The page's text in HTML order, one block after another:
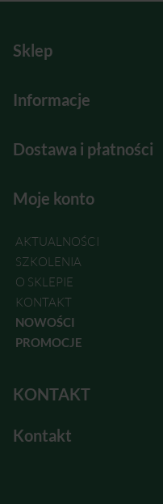
Sklep
Informacje
Dostawa i płatności
Moje konto
AKTUALNOŚCI
SZKOLENIA
O SKLEPIE
KONTAKT
NOWOŚCI
PROMOCJE
KONTAKT
Kontakt